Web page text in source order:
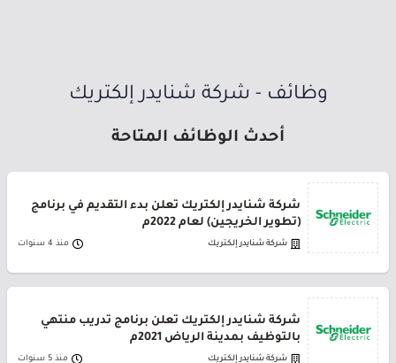
وظائف - شركة شنايدر إلكتريك
أحدث الوظائف المتاحة
شركة شنايدر إلكتريك تعلن بدء التقديم في برنامج
(تطوير الخريجين) لعام 2022م
شركة شنايدر إلكتريك منذ 4 سنوات
شركة شنايدر إلكتريك تعلن برنامج تدريب منتهي
بالتوظيف بمدينة الرياض 2021م
شركة شنايدر إلكتريك منذ 5 سنوات